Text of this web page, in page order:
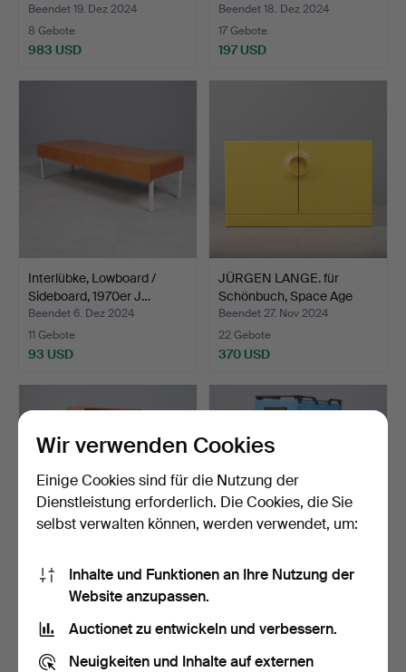
Beendet 19. Dez 2024
8 Gebote
983 USD
Beendet 18. Dez 2024
17 Gebote
197 USD
Interlübke, Lowboard /
Sideboard, 1970er J…
Beendet 6. Dez 2024
11 Gebote
93 USD
JÜRGEN LANGE. für
Schönbuch, Space Age
Kom…
Beendet 27. Nov 2024
22 Gebote
370 USD
Highboard / Kommode,
Teak, 1960er Jahre, D…
17 Gebote
128 USD
Boardbistro, Barwagen,
57 USD
Wir verwenden Cookies
Einige Cookies sind für die Nutzung der
Dienstleistung erforderlich. Die Cookies, die Sie
selbst verwalten können, werden verwendet, um:
Inhalte und Funktionen an Ihre Nutzung der
Website anzupassen.
Auctionet zu entwickeln und verbessern.
Neuigkeiten und Inhalte auf externen